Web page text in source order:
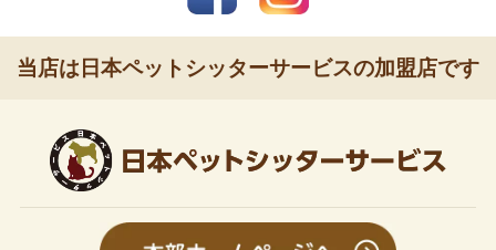
当店は日本ペットシッターサービスの加盟店です